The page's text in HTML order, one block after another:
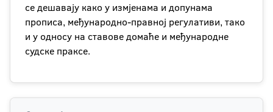
се дешавају како у измјенама и допунама
прописа, међународно-правној регулативи, тако
и у односу на ставове домаће и међународне
судске праксе.